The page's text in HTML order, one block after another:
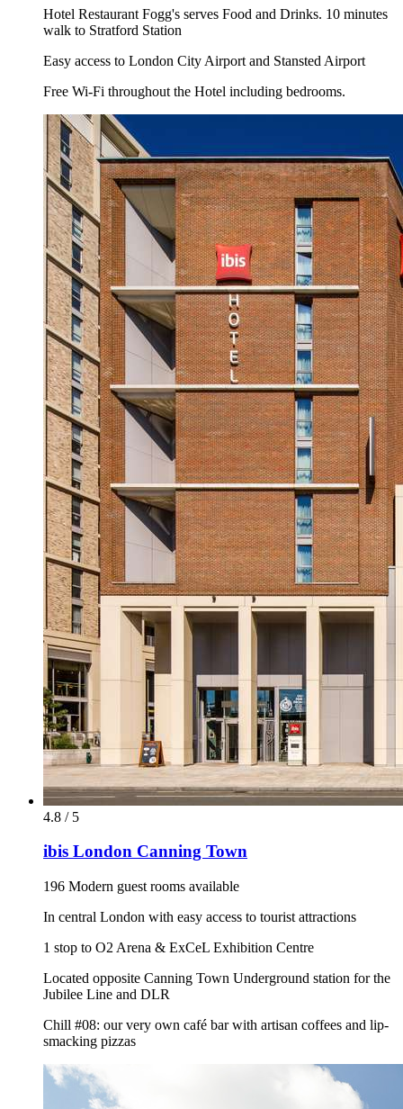
Hotel Restaurant Fogg's serves Food and Drinks. 10 minutes
walk to Stratford Station
Easy access to London City Airport and Stansted Airport
Free Wi-Fi throughout the Hotel including bedrooms.
4.8 / 5
ibis London Canning Town
196 Modern guest rooms available
In central London with easy access to tourist attractions
1 stop to O2 Arena & ExCeL Exhibition Centre
Located opposite Canning Town Underground station for the
Jubilee Line and DLR
Chill #08: our very own café bar with artisan coffees and lip-
smacking pizzas